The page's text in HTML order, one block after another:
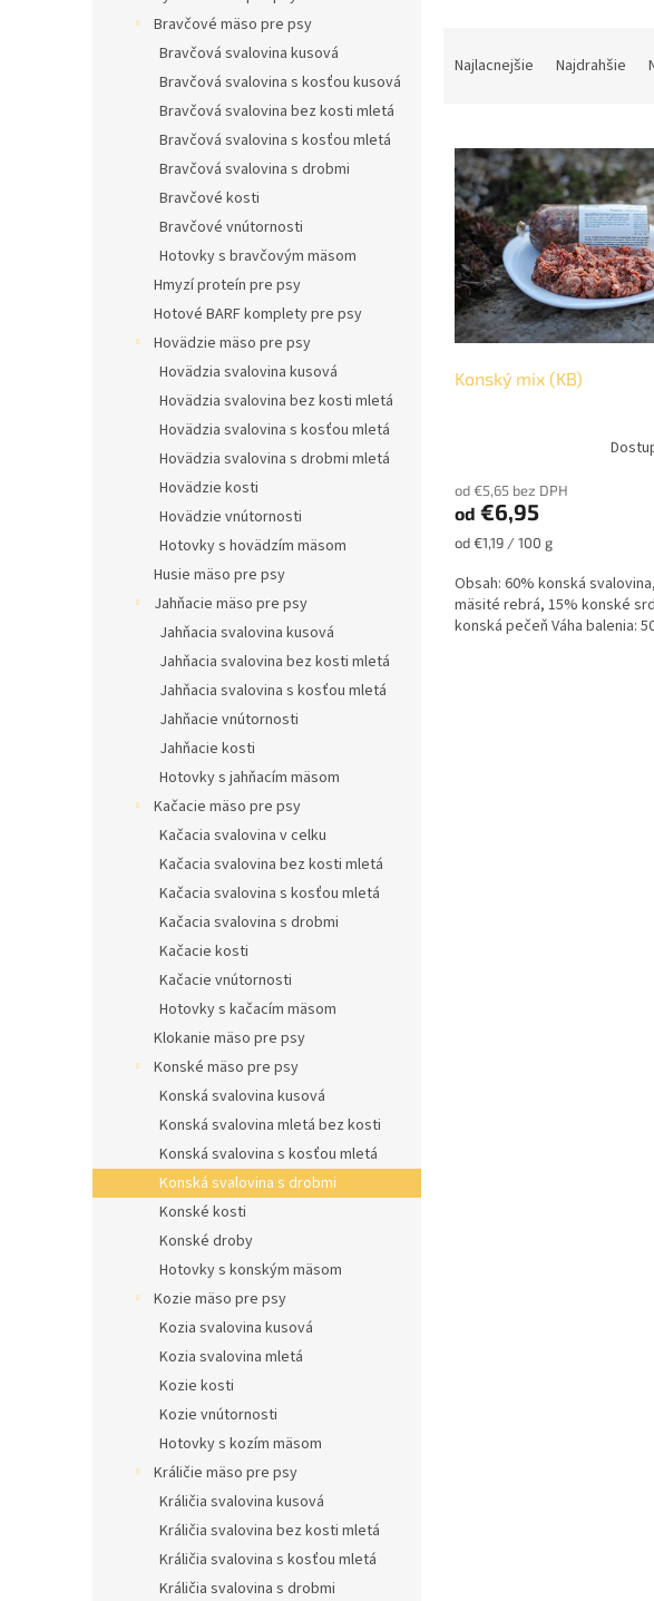
Bravčové mäso pre psy
Bravčová svalovina kusová
Bravčová svalovina s kosťou kusová
Bravčová svalovina bez kosti mletá
Bravčová svalovina s kosťou mletá
Bravčová svalovina s drobmi
Bravčové kosti
Bravčové vnútornosti
Hotovky s bravčovým mäsom
Hmyzí proteín pre psy
Hotové BARF komplety pre psy
Hovädzie mäso pre psy
Hovädzia svalovina kusová
Hovädzia svalovina bez kosti mletá
Hovädzia svalovina s kosťou mletá
Hovädzia svalovina s drobmi mletá
Hovädzie kosti
Hovädzie vnútornosti
Hotovky s hovädzím mäsom
Husie mäso pre psy
Jahňacie mäso pre psy
Jahňacia svalovina kusová
Jahňacia svalovina bez kosti mletá
Jahňacia svalovina s kosťou mletá
Jahňacie vnútornosti
Jahňacie kosti
Hotovky s jahňacím mäsom
Kačacie mäso pre psy
Kačacia svalovina v celku
Kačacia svalovina bez kosti mletá
Kačacia svalovina s kosťou mletá
Kačacia svalovina s drobmi
Kačacie kosti
Kačacie vnútornosti
Hotovky s kačacím mäsom
Klokanie mäso pre psy
Konské mäso pre psy
Konská svalovina kusová
Konská svalovina mletá bez kosti
Konská svalovina s kosťou mletá
Konská svalovina s drobmi
Konské kosti
Konské droby
Hotovky s konským mäsom
Kozie mäso pre psy
Kozia svalovina kusová
Kozia svalovina mletá
Kozie kosti
Kozie vnútornosti
Hotovky s kozím mäsom
Králičie mäso pre psy
Králičia svalovina kusová
Králičia svalovina bez kosti mletá
Králičia svalovina s kosťou mletá
Králičia svalovina s drobmi
p
Najlacnejšie Najdrahšie
p
p
Konský mix (KB)
produktu
je
5,0
z
5
hviezdičiek.
od €5,65 bez DPH
od €6,95
Jednotková
od €1,19 / 100 g
Obsah: 60% konská
mäsité rebrá, 15% konské
konská pečeň Váha balenia: